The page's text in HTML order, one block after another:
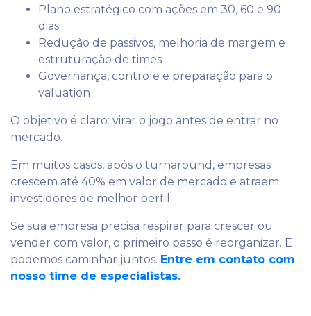
Plano estratégico com ações em 30, 60 e 90
dias
Redução de passivos, melhoria de margem e
estruturação de times
Governança, controle e preparação para o
valuation
O objetivo é claro: virar o jogo antes de entrar no
mercado.
Em muitos casos, após o turnaround, empresas
crescem até 40% em valor de mercado e atraem
investidores de melhor perfil.
Se sua empresa precisa respirar para crescer ou
vender com valor, o primeiro passo é reorganizar. E
podemos caminhar juntos. Entre em contato com
nosso time de especialistas.